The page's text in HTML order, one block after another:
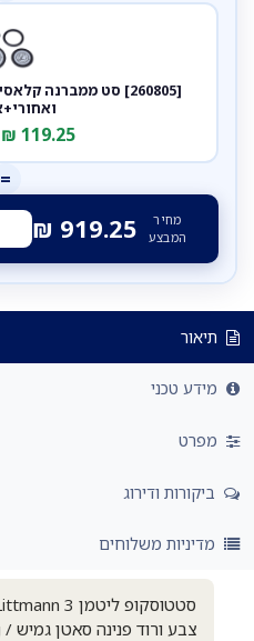
119.25
₪
=
מחיר
המבצע
919.25
₪
תיאור
מידע טכני
מפרט
ביקורות ודירוג
מדיניות משלוחים
צבע ורוד פנינה סאטן גמיש / Pearl Pink Soft Tubing